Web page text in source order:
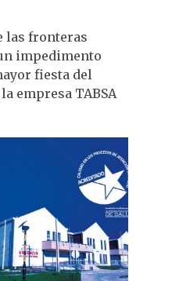
las fronteras
impedimento
fiesta del
empresa TABSA